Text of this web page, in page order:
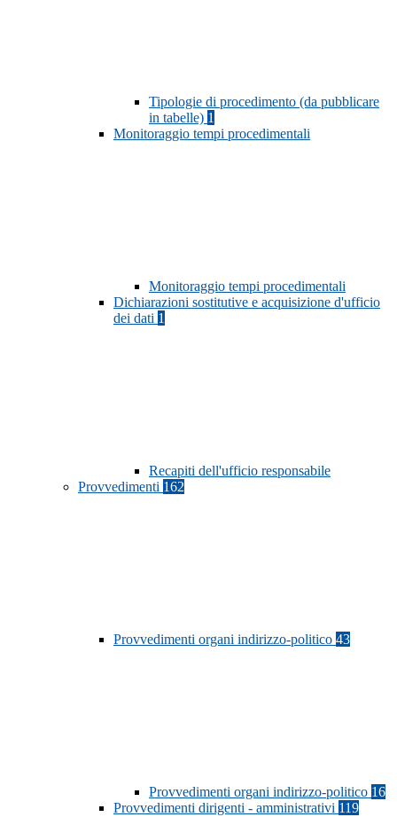
Tipologie di procedimento (da pubblicare
in tabelle) 1
Monitoraggio tempi procedimentali
Monitoraggio tempi procedimentali
Dichiarazioni sostitutive e acquisizione d'ufficio
dei dati 1
Recapiti dell'ufficio responsabile
Provvedimenti 162
Provvedimenti organi indirizzo-politico 43
Provvedimenti organi indirizzo-politico 16
Provvedimenti dirigenti - amministrativi 119